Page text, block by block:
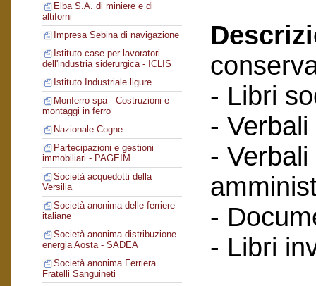
Elba S.A. di miniere e di
altiforni
Impresa Sebina di navigazione
Istituto case per lavoratori
dell'industria siderurgica - ICLIS
Istituto Industriale ligure
Monferro spa - Costruzioni e
montaggi in ferro
Nazionale Cogne
Partecipazioni e gestioni
immobiliari - PAGEIM
Società acquedotti della
Versilia
Società anonima delle ferriere
italiane
Società anonima distribuzione
energia Aosta - SADEA
Società anonima Ferriera
Fratelli Sanguineti
- Libri
-
-
-
- Libri